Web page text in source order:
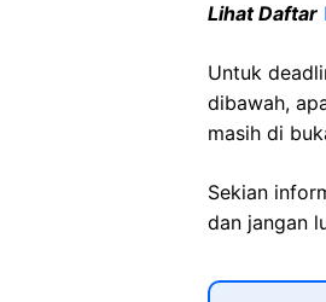
Lihat Daftar
Untuk
dibawah,
masih di
Sekian
dan jangan